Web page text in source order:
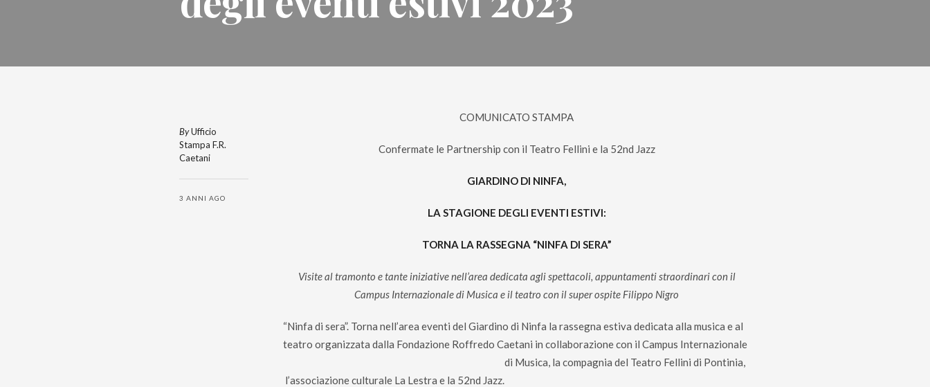
ByUfficio
Stampa F.R.
Caetani
3 ANNI AGO
COMUNICATO STAMPA
Confermate le Partnership con il Teatro Fellini e la 52nd Jazz
GIARDINO DI NINFA,
LA STAGIONE DEGLI EVENTI ESTIVI:
TORNA LA RASSEGNA “NINFA DI SERA”
Visite al tramonto e tante iniziative nell’area dedicata agli spettacoli, appuntamenti straordinari con il
Campus Internazionale di Musica e il teatro con il super ospite Filippo Nigro
“Ninfa di sera”. Torna nell’area eventi del Giardino di Ninfa la rassegna estiva dedicata alla musica e al
teatro organizzata dalla Fondazione Roffredo Caetani in collaborazionecon il Campus Internazionale
di Musica, la compagnia del Teatro Fellini di Pontinia,
l’associazione culturale La Lestra e la 52nd Jazz.